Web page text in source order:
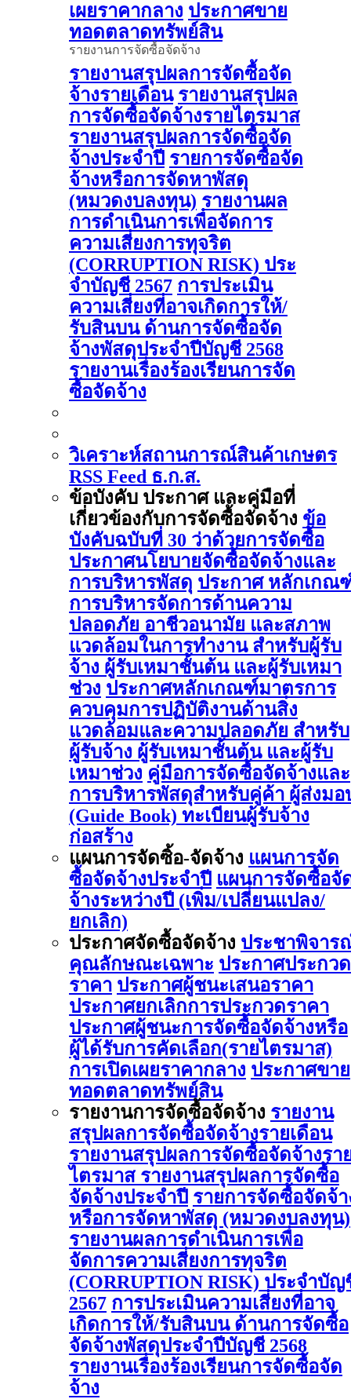
เผยราคากลาง ประกาศขาย
ทอดตลาดทรัพย์สิน
รายงานการจัดซื้อจัดจ้าง
รายงานสรุปผลการจัดซื้อจัด
จ้างรายเดือน รายงานสรุปผล
การจัดซื้อจัดจ้างรายไตรมาส
รายงานสรุปผลการจัดซื้อจัด
จ้างประจำปี รายการจัดซื้อจัด
จ้างหรือการจัดหาพัสดุ
(หมวดงบลงทุน) รายงานผล
การดําเนินการเพื่อจัดการ
ความเสี่ยงการทุจริต
(CORRUPTION RISK) ประ
จําบัญชี 2567 การประเมิน
ความเสี่ยงที่อาจเกิดการให้/
รับสินบน ด้านการจัดซื้อจัด
จ้างพัสดุประจําปีบัญชี 2568
รายงานเรื่องร้องเรียนการจัด
ซื้อจัดจ้าง
วิเคราะห์สถานการณ์สินค้าเกษตร
RSS Feed ธ.ก.ส.
ข้อบังคับ ประกาศ และคู่มือที่
เกี่ยวข้องกับการจัดซื้อจัดจ้าง ข้อ
บังคับฉบับที่ 30 ว่าด้วยการจัดซื้อ
ประกาศนโยบายจัดซื้อจัดจ้างและ
การบริหารพัสดุ ประกาศ หลักเกณ
การบริหารจัดการด้านความ
ปลอดภัย อาชีวอนามัย และสภาพ
แวดล้อมในการทำงาน สำหรับผู้รับ
จ้าง ผู้รับเหมาชั้นต้น และผู้รับเหมา
ช่วง ประกาศหลักเกณฑ์มาตรการ
ควบคุมการปฏิบัติงานด้านสิ่ง
แวดล้อมและความปลอดภัย สำหรับ
ผู้รับจ้าง ผู้รับเหมาชั้นต้น และผู้รับ
เหมาช่วง คู่มือการจัดซื้อจัดจ้างและ
การบริหารพัสดุสำหรับคู่ค้า ผู้ส่งมอ
(Guide Book) ทะเบียนผู้รับจ้าง
ก่อสร้าง
แผนการจัดซิ้อ-จัดจ้าง แผนการจัด
ซื้อจัดจ้างประจำปี แผนการจัดซื้อจั
จ้างระหว่างปี (เพิ่ม/เปลี่ยนแปลง/
ยกเลิก)
ประกาศจัดซื้อจัดจ้าง ประชาพิจาร
คุณลักษณะเฉพาะ ประกาศประกวด
ราคา ประกาศผู้ชนะเสนอราคา
ประกาศยกเลิกการประกวดราคา
ประกาศผู้ชนะการจัดซื้อจัดจ้างหรือ
ผู้ได้รับการคัดเลือก(รายไตรมาส)
การเปิดเผยราคากลาง ประกาศขาย
ทอดตลาดทรัพย์สิน
รายงานการจัดซื้อจัดจ้าง รายงาน
สรุปผลการจัดซื้อจัดจ้างรายเดือน
รายงานสรุปผลการจัดซื้อจัดจ้างรา
ไตรมาส รายงานสรุปผลการจัดซื้อ
จัดจ้างประจำปี รายการจัดซื้อจัดจ้า
หรือการจัดหาพัสดุ (หมวดงบลงทุน)
รายงานผลการดําเนินการเพื่อ
จัดการความเสี่ยงการทุจริต
(CORRUPTION RISK) ประจําบัญ
2567 การประเมินความเสี่ยงที่อาจ
เกิดการให้/รับสินบน ด้านการจัดซื้อ
จัดจ้างพัสดุประจําปีบัญชี 2568
รายงานเรื่องร้องเรียนการจัดซื้อจัด
จ้าง